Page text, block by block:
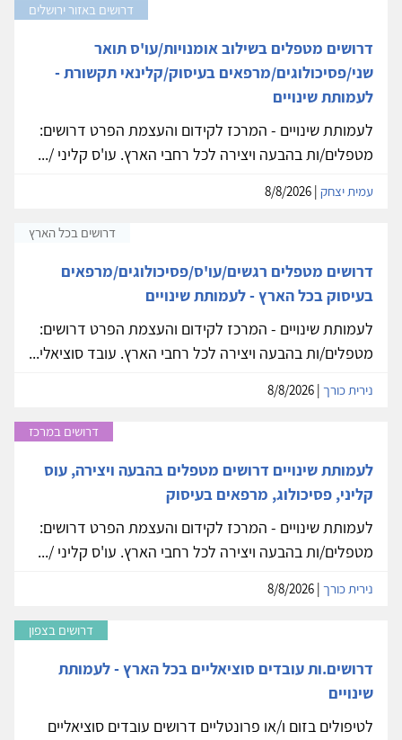
דרושים באזור ירושלים
דרושים מטפלים בשילוב אומנויות/עו'ס תואר
שני/פסיכולוגים/מרפאים בעיסוק/קלינאי תקשורת -
לעמותת שינויים
לעמותת שינויים - המרכז לקידום והעצמת הפרט דרושים:
מטפלים/ות בהבעה ויצירה לכל רחבי הארץ. עו'ס קליני /...
עמית יצחק
דרושים בכל הארץ
דרושים מטפלים רגשים/עו'ס/פסיכולוגים/מרפאים
בעיסוק בכל הארץ - לעמותת שינויים
לעמותת שינויים - המרכז לקידום והעצמת הפרט דרושים:
מטפלים/ות בהבעה ויצירה לכל רחבי הארץ. עובד סוציאלי...
נירית כורך
דרושים במרכז
לעמותת שינויים דרושים מטפלים בהבעה ויצירה, עוס
קליני, פסיכולוג, מרפאים בעיסוק
לעמותת שינויים - המרכז לקידום והעצמת הפרט דרושים:
מטפלים/ות בהבעה ויצירה לכל רחבי הארץ. עו'ס קליני /...
נירית כורך
דרושים בצפון
דרושים.ות עובדים סוציאליים בכל הארץ - לעמותת
שינויים
לטיפולים בזום ו/או פרונטליים דרושים עובדים סוציאליים